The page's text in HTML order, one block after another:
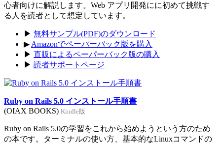
心者向けに解説します。Web アプリ開発にに初めて挑戦す
る人を読者として想定しています。
▶ 無料サンプル(PDF)のダウンロード
▶ Amazonでペーパーバック版を購入
▶ 直販によるペーパーバック版の購入
▶ 読者サポートページ
Ruby on Rails 5.0 インストール手順書
(OIAX BOOKS) Kindle版
Ruby on Rails 5.0の学習をこれから始めようという方のため
の本です。ターミナルの使い方、基本的なLinuxコマンドの